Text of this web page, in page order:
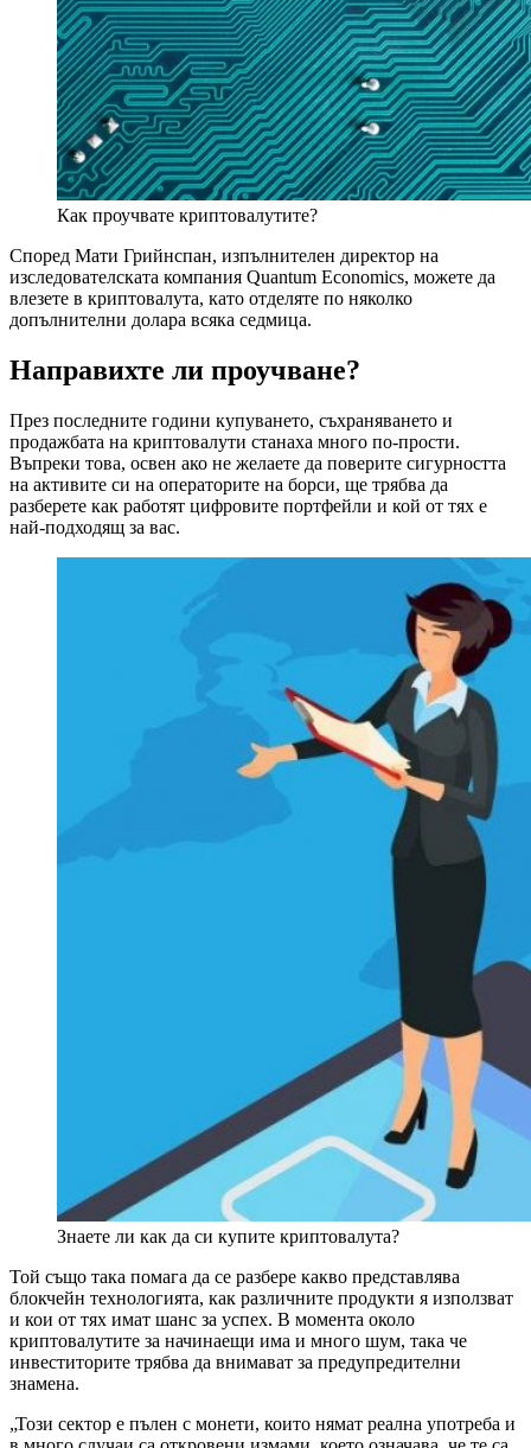
Как проучвате криптовалутите?
Според Мати Грийнспан, изпълнителен директор на
изследователската компания Quantum Economics, можете да
влезете в криптовалута, като отделяте по няколко
допълнителни долара всяка седмица.
Направихте ли проучване?
През последните години купуването, съхраняването и
продажбата на криптовалути станаха много по-прости.
Въпреки това, освен ако не желаете да поверите сигурността
на активите си на операторите на борси, ще трябва да
разберете как работят цифровите портфейли и кой от тях е
най-подходящ за вас.
Знаете ли как да си купите криптовалута?
Той също така помага да се разбере какво представлява
блокчейн технологията, как различните продукти я използват
и кои от тях имат шанс за успех. В момента около
криптовалутите за начинаещи има и много шум, така че
инвеститорите трябва да внимават за предупредителни
знамена.
„Този сектор е пълен с монети, които нямат реална употреба и